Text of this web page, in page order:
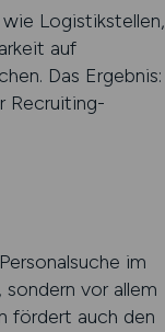
Logistikstellen,
auf
Das Ergebnis:
Recruiting-
im
vor allem
fördert auch den